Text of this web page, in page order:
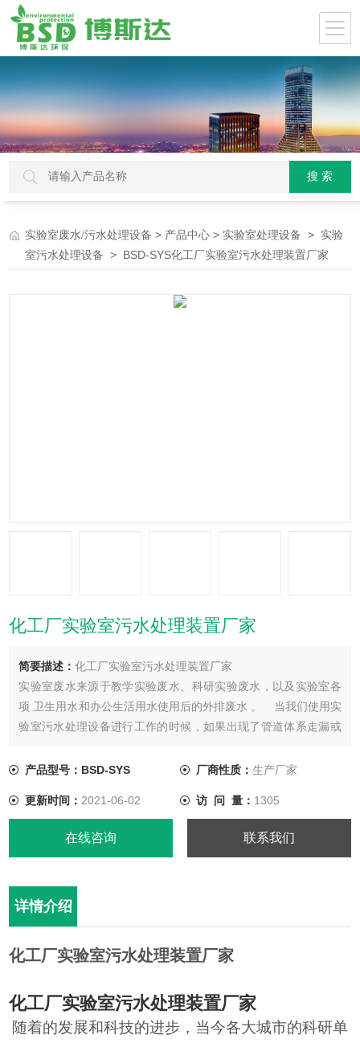
实验室废水/污水处理设备 > 产品中心 > 实验室处理设备 > 实验
室污水处理设备 > BSD-SYS化工厂实验室污水处理装置厂家
化工厂实验室污水处理装置厂家
简要描述：化工厂实验室污水处理装置厂家
实验室废水来源于教学实验废水、科研实验废水，以及实验室各
项 卫生用水和办公生活用水使用后的外排废水 。 当我们使用实
验室污水处理设备进行工作的时候，如果出现了管道体系走漏或
出的污水还是要全部收回进行严格的处理后在进行排放。
产品型号：BSD-SYS 厂商性质： 生产厂家
更新时间： 2021-06-02 访 问 量： 1305
在线咨询 联系我们
详情介绍
化工厂实验室污水处理装置厂家
化工厂实验室污水处理装置厂家
随着的发展和科技的进步，当今各大城市的科研单